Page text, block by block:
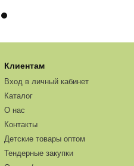
Клиентам
Вход в личный кабинет
Каталог
О нас
Контакты
Детские товары оптом
Тендерные закупки